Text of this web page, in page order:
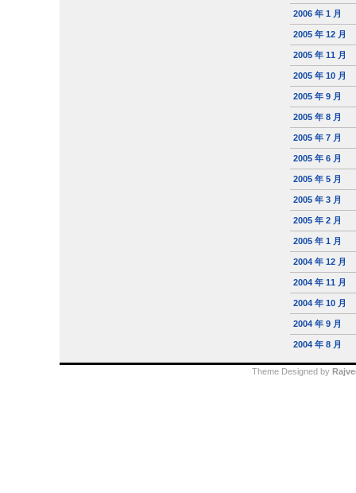
2006 年 1 月
2005 年 12 月
2005 年 11 月
2005 年 10 月
2005 年 9 月
2005 年 8 月
2005 年 7 月
2005 年 6 月
2005 年 5 月
2005 年 3 月
2005 年 2 月
2005 年 1 月
2004 年 12 月
2004 年 11 月
2004 年 10 月
2004 年 9 月
2004 年 8 月
Theme Designed by